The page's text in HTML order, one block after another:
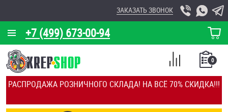
РАСПРОДАЖА РОЗНИЧНОГО СКЛАДА! НА ВСЁ 70% СКИДКА!!!
+7 (499) 673-00-94
ЗАКАЗАТЬ ЗВОНОК
КОРЗИНА
О КОМПАНИИ
КАЛЬКУЛЯТОР
ОТЗЫВЫ
0
СПИСОК
СРАВНЕНИЕ